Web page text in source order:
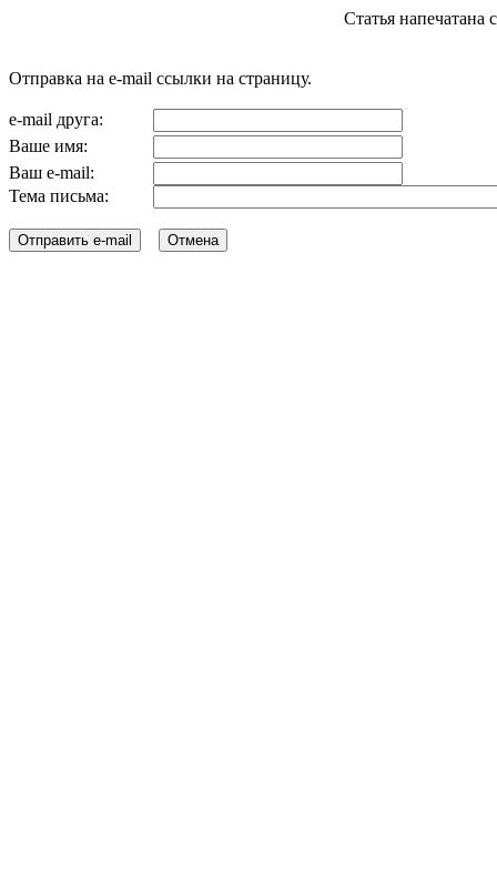
Статья напечатана
Отправка на e-mail ссылки на страницу.
e-mail друга:
Ваше имя:
Ваш e-mail:
Тема письма: